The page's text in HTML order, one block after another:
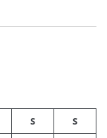
S
S